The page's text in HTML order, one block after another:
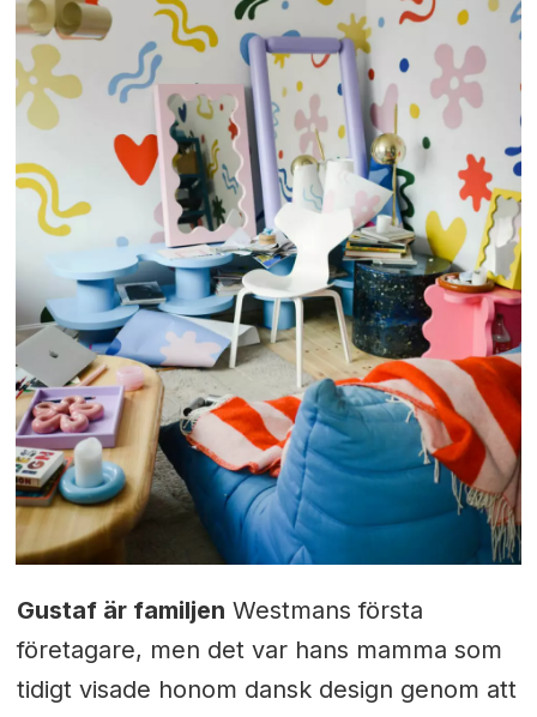
Gustaf är familjen Westmans första
företagare, men det var hans mamma som
tidigt visade honom dansk design genom att